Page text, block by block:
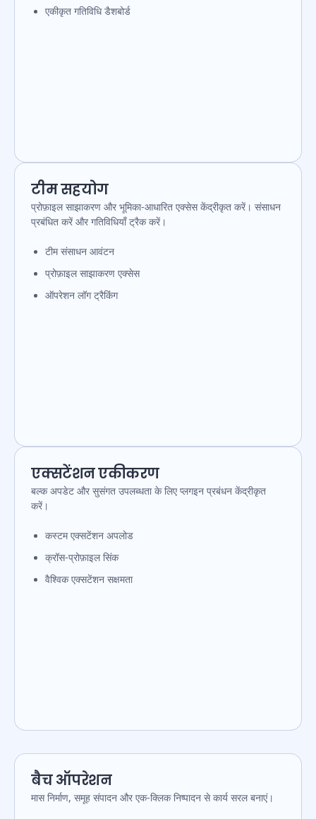
एकीकृत गतिविधि डैशबोर्ड
टीम सहयोग
प्रोफ़ाइल साझाकरण और भूमिका-आधारित एक्सेस केंद्रीकृत करें। संसाधन
प्रबंधित करें और गतिविधियाँ ट्रैक करें।
टीम संसाधन आवंटन
प्रोफ़ाइल साझाकरण एक्सेस
ऑपरेशन लॉग ट्रैकिंग
एक्सटेंशन एकीकरण
बल्क अपडेट और सुसंगत उपलब्धता के लिए प्लगइन प्रबंधन केंद्रीकृत
करें।
कस्टम एक्सटेंशन अपलोड
क्रॉस-प्रोफ़ाइल सिंक
वैश्विक एक्सटेंशन सक्षमता
बैच ऑपरेशन
मास निर्माण, समूह संपादन और एक-क्लिक निष्पादन से कार्य सरल बनाएं।